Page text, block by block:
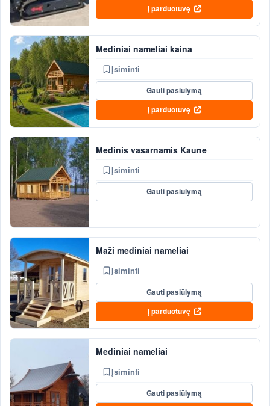
Į parduotuvę
Mediniai nameliai kaina
Įsiminti
Gauti pasiūlymą
Į parduotuvę
Medinis vasarnamis Kaune
Įsiminti
Gauti pasiūlymą
Maži mediniai nameliai
Įsiminti
Gauti pasiūlymą
Į parduotuvę
Mediniai nameliai
Įsiminti
Gauti pasiūlymą